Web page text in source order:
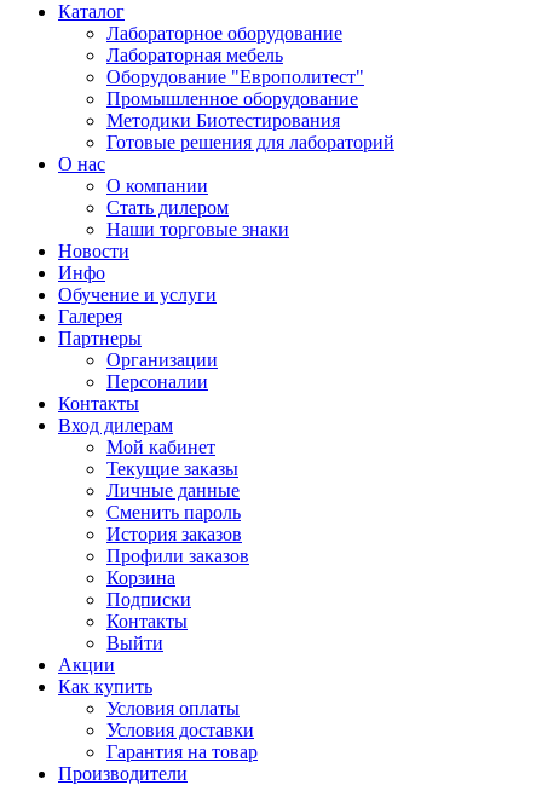
Каталог
Лабораторное оборудование
Лабораторная мебель
Оборудование "Европолитест"
Промышленное оборудование
Методики Биотестирования
Готовые решения для лабораторий
О нас
О компании
Стать дилером
Наши торговые знаки
Новости
Инфо
Обучение и услуги
Галерея
Партнеры
Организации
Персоналии
Контакты
Вход дилерам
Мой кабинет
Текущие заказы
Личные данные
Сменить пароль
История заказов
Профили заказов
Корзина
Подписки
Контакты
Выйти
Акции
Как купить
Условия оплаты
Условия доставки
Гарантия на товар
Производители